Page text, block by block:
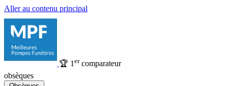
Aller au contenu principal
🏆 1 ercomparateur
obsèques